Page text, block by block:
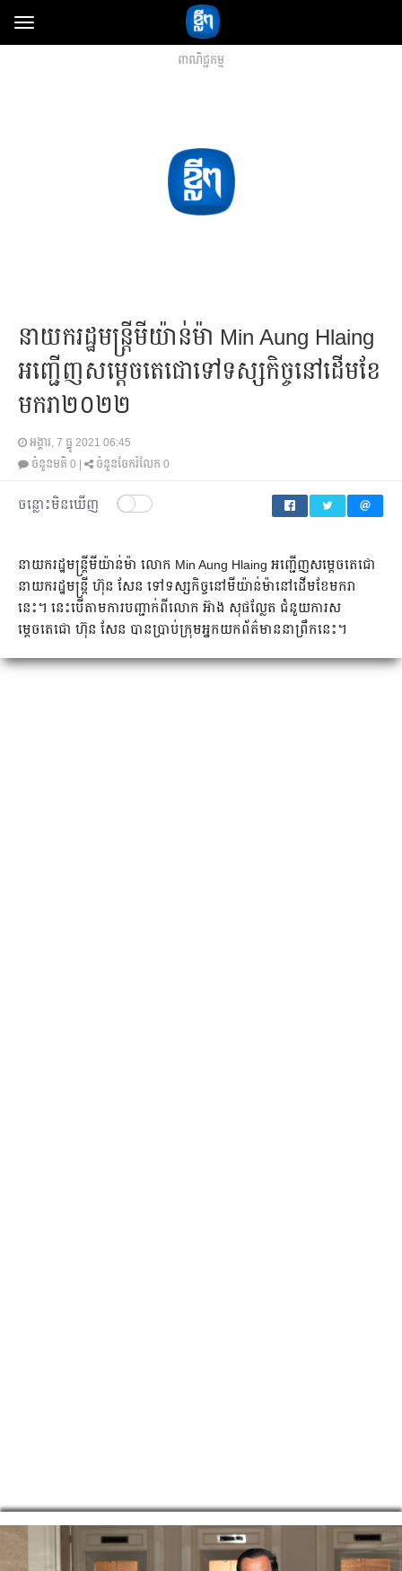
Toggle
navigation
ពាណិជ្ជកម្ម
នាយករដ្ឋមន្ត្រីមីយ៉ាន់ម៉ា Min Aung Hlaing
អញ្ជើញសម្តេចតេជោទៅទស្សកិច្ចនៅដើមខែ
មករា២០២២
អង្គារ, 7 ធ្នូ 2021 06:45
ចំនួនមតិ 0 ចំនួនចែករំលែក 0
ចន្លោះមិនឃើញ
នាយករដ្ឋមន្ត្រីមីយ៉ាន់ម៉ា លោក Min Aung Hlaing អញ្ជើញសម្តេចតេជោ
នាយករដ្ឋមន្ត្រី ហ៊ុន សែន ទៅទស្សកិច្ចនៅមីយ៉ាន់ម៉ានៅដើមខែមករា
នេះ។ នេះបើតាមការបញ្ជាក់ពីលោក អ៊ាង សុផល្លែត ជំនួយការស
ម្តេចតេជោ ហ៊ុន សែន បានប្រាប់ក្រុមអ្នកយកព័ត៌មាននាព្រឹកនេះ។